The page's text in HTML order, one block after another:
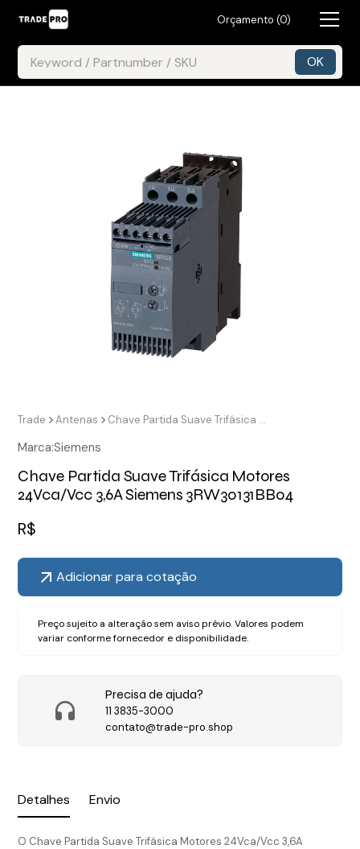
Orçamento (0)
Detalhes Envio
O Chave Partida Suave Trifásica Motores 24Vca/Vcc 3,6A
Trade Antenas Chave Partida Suave Trifásica Motores 24Vca/Vcc 3,6A Siemens 3RW30131BB04
Marca:Siemens
Chave Partida Suave Trifásica Motores
24Vca/Vcc 3,6A Siemens 3RW30131BB04
R$
Adicionar para cotação
Preço sujeito a alteração sem aviso prévio. Valores podem
variar conforme fornecedor e disponibilidade.
Precisa de ajuda?
11 3835-3000
contato@trade-pro.shop